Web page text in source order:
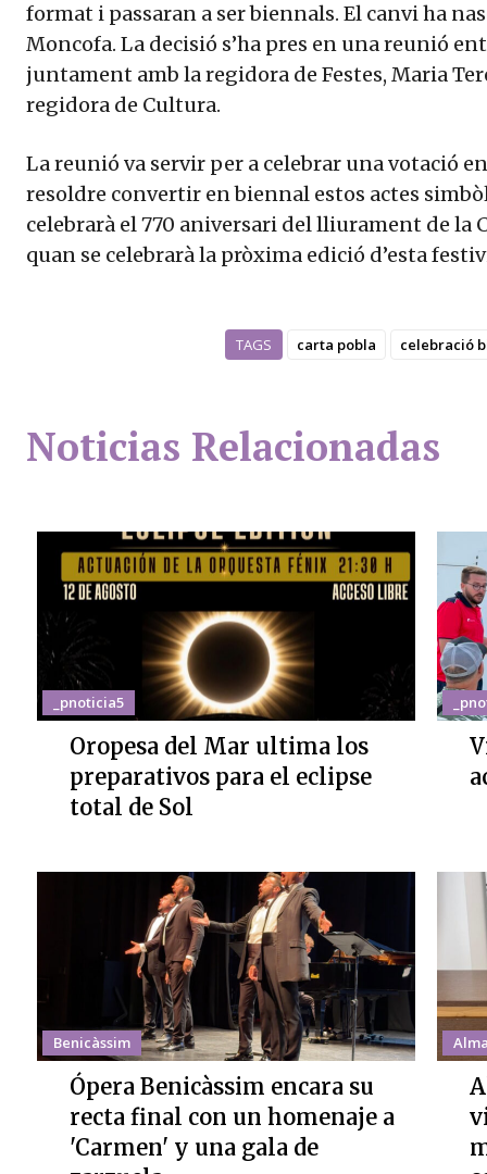
format i passaran a ser biennals. El canvi ha
Moncofa. La decisió s’ha pres en una reunió
juntament amb la regidora de Festes, Maria
regidora de Cultura.
La reunió va servir per a celebrar una votació
resoldre convertir en biennal estos actes
celebrarà el 770 aniversari del lliurament de la
quan se celebrarà la pròxima edició d’esta
TAGS carta pobla celebració
Noticias Relacionadas
_pnoticia5
Oropesa del Mar ultima los
preparativos para el eclipse
total de Sol
Benicàssim
Ópera Benicàssim encara su
recta final con un homenaje a
'Carmen' y una gala de